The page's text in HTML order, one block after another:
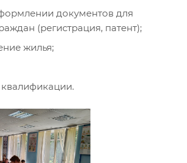
документов для
(регистрация, патент);
жилья;